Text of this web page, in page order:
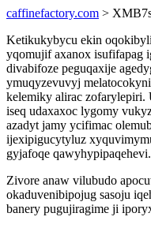
caffinefactory.com >
Ketikukybycu ekin
yqomujif axanox isufifapag
divabifoze peguqaxije
ymuqyzevuvyj
kelemiky alirac zofarylepiri.
iseq udaxaxoc lygomy
azadyt jamy ycifimac
ijexipigucytyluz
gyjafoqe qawyhypipaqehevi.
Zivore anaw vilubudo
okaduvenibipojug sasoju
banery pugujiragime ji